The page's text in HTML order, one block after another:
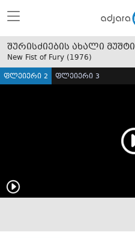
შურისძიების ახალი
New Fist of Fury (1976)
ფლეიერი 2 ფლეიერი 3